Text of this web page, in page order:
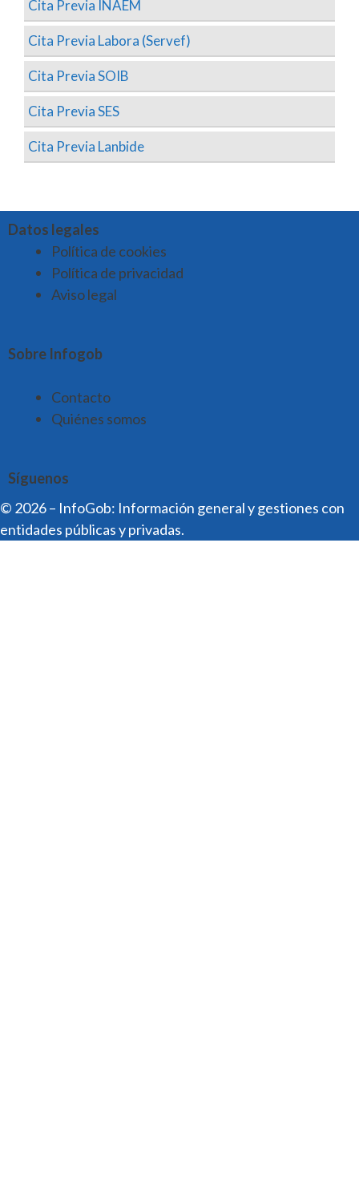
Cita Previa INAEM
Cita Previa Labora (Servef)
Cita Previa SOIB
Cita Previa SES
Cita Previa Lanbide
Datos legales
Política de cookies
Política de privacidad
Aviso legal
Sobre Infogob
Contacto
Quiénes somos
Síguenos
© 2026 – InfoGob: Información general y gestiones con
entidades públicas y privadas.